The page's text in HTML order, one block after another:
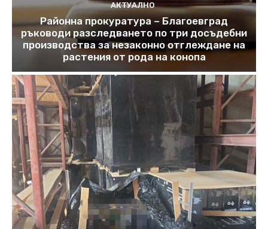
АКТУАЛНО
Районна прокуратура – Благоевград
ръководи разследването по три досъдебни
производства за незаконно отглеждане на
растения от рода на конопа